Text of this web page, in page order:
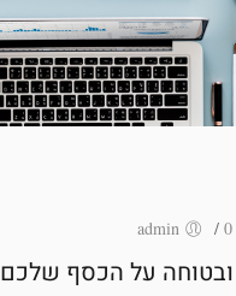
0
/
admin
על הכסף שלכם